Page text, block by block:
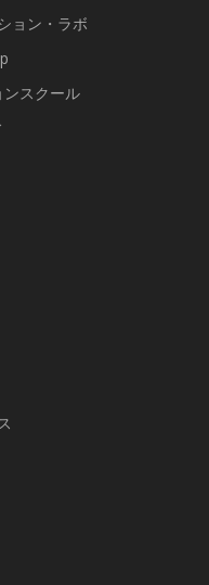
ョン・ラボ
スクール